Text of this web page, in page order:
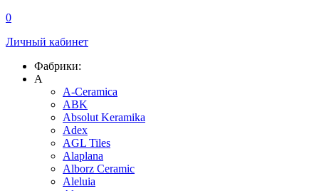
0
Личный кабинет
Фабрики:
A
A-Ceramica
ABK
Absolut Keramika
Adex
AGL Tiles
Alaplana
Alborz Ceramic
Aleluia